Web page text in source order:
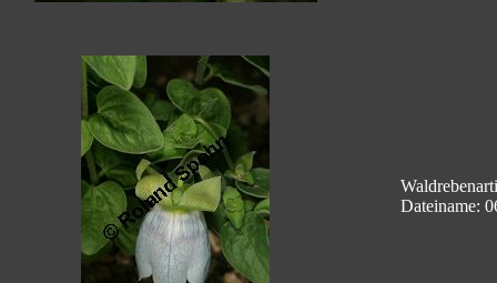
Dateiname: